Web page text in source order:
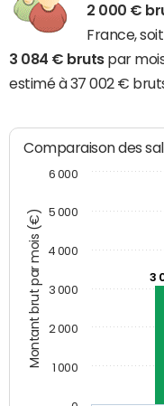
2 000 €
France,
3 084 € brutspar
estimé à 37 002 €
Montant brut par mois (€)
Comparaison des
3
1 000
2 000
3 000
4 000
5 000
6 000